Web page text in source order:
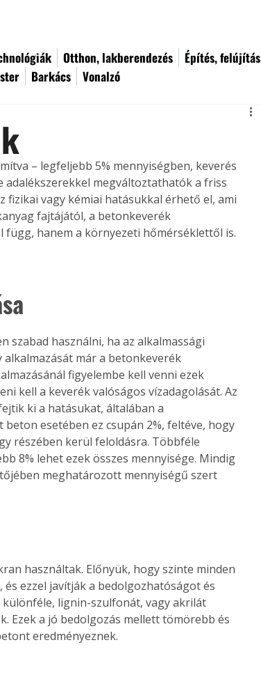
Otthon, lakberendezés Építés, felújítás
Barkács Vonalzó
– legfeljebb 5% mennyiségben, keverés
megváltoztathatók a friss
fizikai vagy kémiai hatásukkal érhető el, ami
fajtájától, a betonkeverék
hanem a környezeti hőmérséklettől is.
szabad használni, ha az alkalmassági
már a betonkeverék
figyelembe kell venni ezek
kell a keverék valóságos vízadagolását. Az
ki a hatásukat, általában a
esetében ez csupán 2%, feltéve, hogy
részében kerül feloldásra. Többféle
8% lehet ezek összes mennyisége. Mindig
meghatározott mennyiségű szert
használtak. Előnyük, hogy szinte minden
ezzel javítják a bedolgozhatóságot és
különféle, lignin-szulfonát, vagy akrilát
Ezek a jó bedolgozás mellett tömörebb és
eredményeznek.